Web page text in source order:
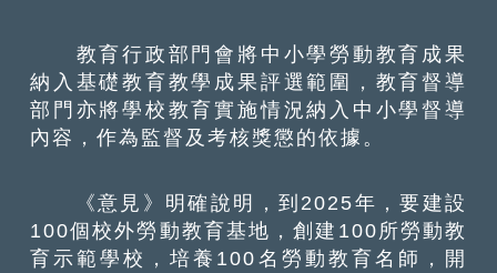
教育行政部門會將中小學勞動教育成果
納入基礎教育教學成果評選範圍，教育督導
部門亦將學校教育實施情況納入中小學督導
內容，作為監督及考核獎懲的依據。
《意見》明確說明，到2025年，要建設
100個校外勞動教育基地，創建100所勞動教
育示範學校，培養100名勞動教育名師，開